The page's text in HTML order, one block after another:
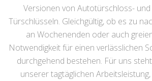
Versionen von Autotürschloss-
Türschlüsseln. Gleichgültig, ob es zu
an Wochenenden oder auch
Notwendigkeit für einen verlässlichen
durchgehend bestehen. Für uns
unserer tagtäglichen